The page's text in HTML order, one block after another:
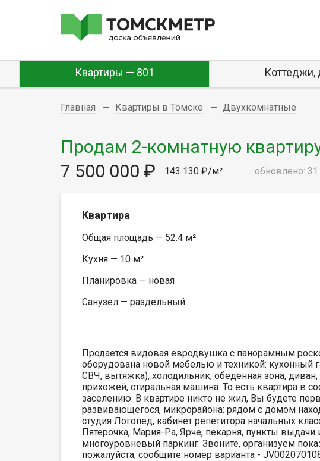
Квартиры — 801 Коттеджи,
Главная Квартиры в Томске Двухкомнатные
Продам 2-комнатную
7 500 000 ₽
143 130 ₽/м² обновлено:
Квартира
Общая площадь — 52.4 м²
Кухня — 10 м²
Планировка — новая
Санузел — раздельный
Продается видовая евродвушка с панорамным
оборудована новой мебелью и техникой: кухонный
СВЧ, вытяжка), холодильник, обеденная зона,
прихожей, стиральная машина. То есть квартира в
заселению. В квартире никто не жил, Вы будете
развивающегося, микрорайона: рядом с домом
студия Логопед, кабинет репетитора начальных
Пятерочка, Мария-Ра, Ярче, пекарня, пункты выдачи
многоуровневый паркинг. Звоните, организуем
пожалуйста, сообщите номер варианта -